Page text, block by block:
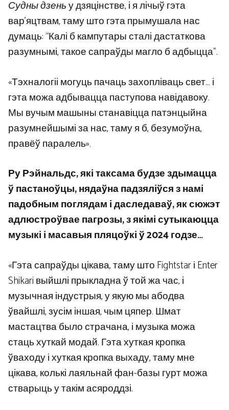
Судны дзеньу дзяцінстве, і я лічыў гэта
вар’яцтвам, таму што гэта прымушала нас
думаць: “Калі б кампутары сталі дастаткова
разумнымі, такое сапраўды магло б адбыцца”.
«Тэхналогіі могуць пачаць захопліваць свет… і
гэта можа адбывацца паступова навідавоку.
Мы вучым машыны станавіцца патэнцыйна
разумнейшымі за нас, таму я б, безумоўна,
правёў паралель».
Ру Рэйнальдс, які таксама будзе здымацца
ў пастаноўцы, нядаўна падзяліўся з намі
падобным поглядам і даследаваў, як сюжэт
адлюстроўвае пагрозы, з якімі сутыкаюцца
музыкі і масавыя пляцоўкі ў 2024 годзе…
«Гэта сапраўды цікава, таму што Fightstar і Enter
Shikari выйшлі прыкладна ў той жа час, і
музычная індустрыя, у якую мы абодва
ўвайшлі, зусім іншая, чым цяпер. Шмат
мастацтва было страчана, і музыка можа
стаць хуткай модай. Гэта хуткая кропка
ўваходу і хуткая кропка выхаду, таму мне
цікава, колькі лаяльнай фан-базы гурт можа
стварыць у такім асяроддзі.